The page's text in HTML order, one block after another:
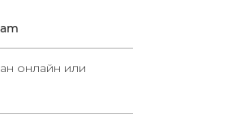
онлайн или